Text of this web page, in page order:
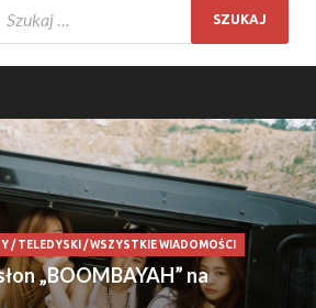
/TELEDYSKI /WSZYSTKIE WIADOMOŚCI
„BOOMBAYAH” na